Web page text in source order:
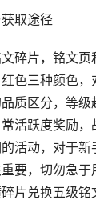
取途径
碎片，铭文
色三种颜色
质区分，等
活跃度奖励
活动，对于新
要，切勿急
片兑换五级